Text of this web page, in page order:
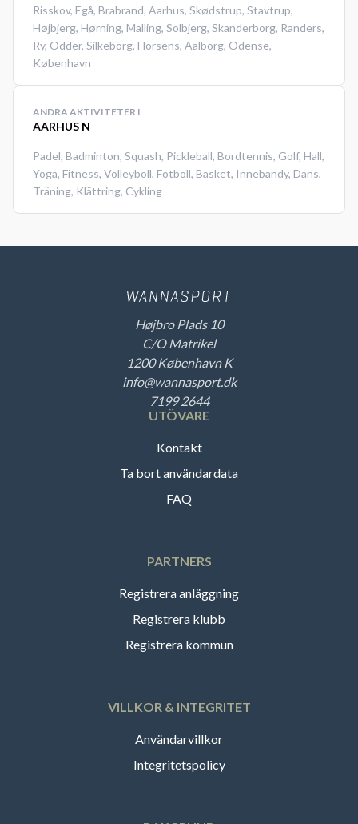
Risskov, Egå, Brabrand, Aarhus, Skødstrup, Stavtrup,
Højbjerg, Hørning, Malling, Solbjerg, Skanderborg, Randers,
Ry, Odder, Silkeborg, Horsens, Aalborg, Odense,
København
ANDRA AKTIVITETER I
AARHUS N
Padel, Badminton, Squash, Pickleball, Bordtennis, Golf, Hall,
Yoga, Fitness, Volleyboll, Fotboll, Basket, Innebandy, Dans,
Träning, Klättring, Cykling
Højbro Plads 10
C/O Matrikel
1200 København K
info@wannasport.dk
7199 2644
UTÖVARE
Kontakt
Ta bort användardata
FAQ
PARTNERS
Registrera anläggning
Registrera klubb
Registrera kommun
VILLKOR & INTEGRITET
Användarvillkor
Integritetspolicy